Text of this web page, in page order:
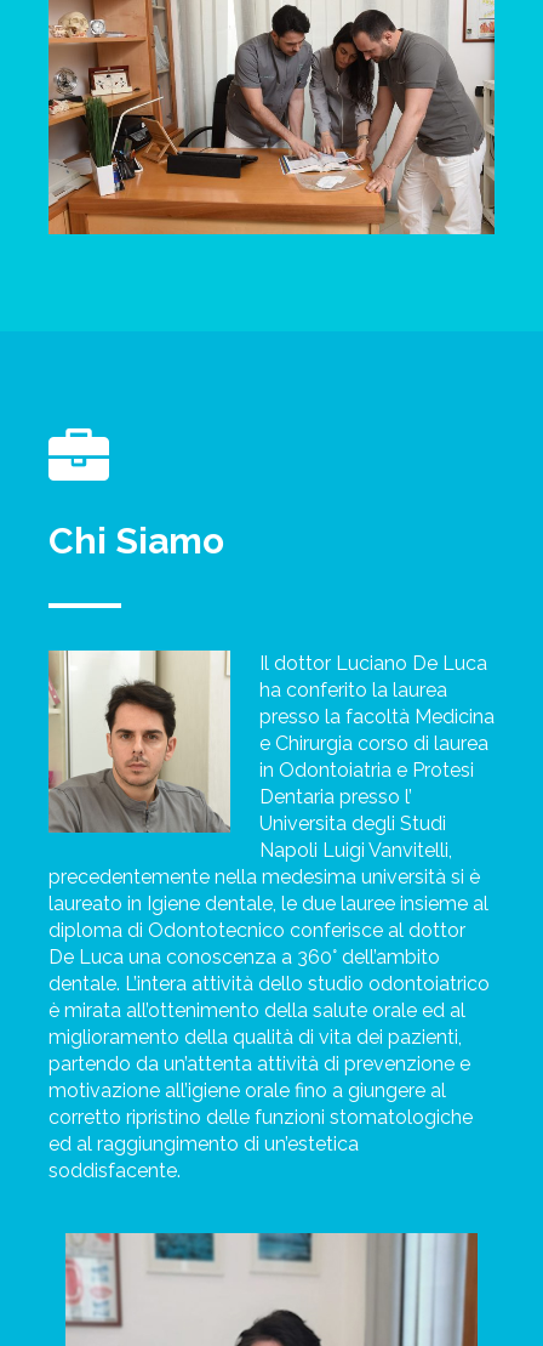
Chi Siamo
Il dottor Luciano De Luca
ha conferito la laurea
presso la facoltà Medicina
e Chirurgia corso di laurea
in Odontoiatria e Protesi
Dentaria presso l’
Universita degli Studi
Napoli Luigi Vanvitelli,
precedentemente nella medesima università si è
laureato in Igiene dentale, le due lauree insieme al
diploma di Odontotecnico conferisce al dottor
De Luca una conoscenza a 360° dell’ambito
dentale. L’intera attività dello studio odontoiatrico
è mirata all’ottenimento della salute orale ed al
miglioramento della qualità di vita dei pazienti,
partendo da un’attenta attività di prevenzione e
motivazione all’igiene orale fino a giungere al
corretto ripristino delle funzioni stomatologiche
ed al raggiungimento di un’estetica
soddisfacente.